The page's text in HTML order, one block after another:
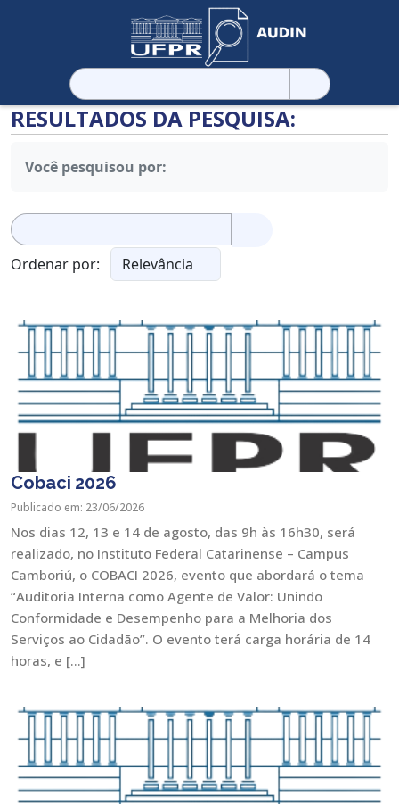
Pesquisar
por:
RESULTADOS DA PESQUISA:
Você pesquisou por:
Pesquisar
por:
Ordenar por:
Cobaci 2026
Publicado em: 23/06/2026
Nos dias 12, 13 e 14 de agosto, das 9h às 16h30, será
realizado, no Instituto Federal Catarinense – Campus
Camboriú, o COBACI 2026, evento que abordará o tema
“Auditoria Interna como Agente de Valor: Unindo
Conformidade e Desempenho para a Melhoria dos
Serviços ao Cidadão”. O evento terá carga horária de 14
horas, e […]